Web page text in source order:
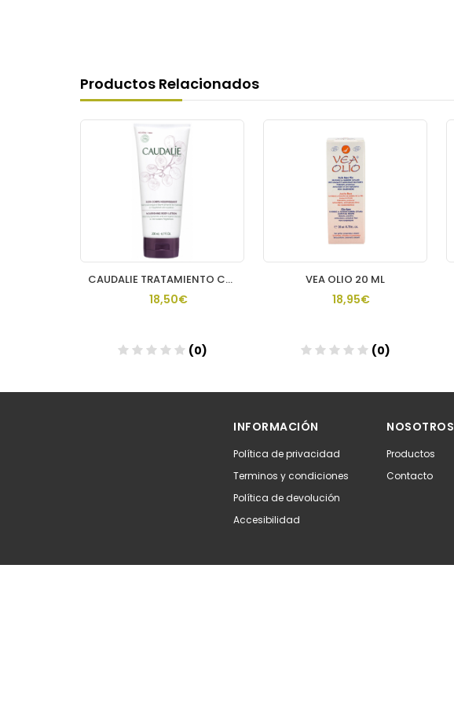
Productos Relacionados
CAUDALIE TRATAMIENTO CORPORAL NUTR THE DES VIGNES
18,50€
(0)
VEA OLIO 20 ML
18,95€
(0)
INFORMACIÓN
Política de privacidad
Terminos y condiciones
Política de devolución
Accesibilidad
NOSOTROS
Productos
Contacto